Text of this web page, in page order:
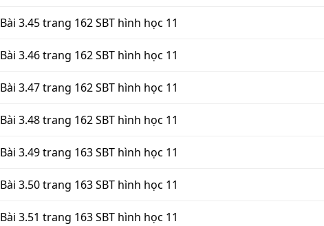
Bài 3.45 trang 162 SBT hình học 11
Bài 3.46 trang 162 SBT hình học 11
Bài 3.47 trang 162 SBT hình học 11
Bài 3.48 trang 162 SBT hình học 11
Bài 3.49 trang 163 SBT hình học 11
Bài 3.50 trang 163 SBT hình học 11
Bài 3.51 trang 163 SBT hình học 11